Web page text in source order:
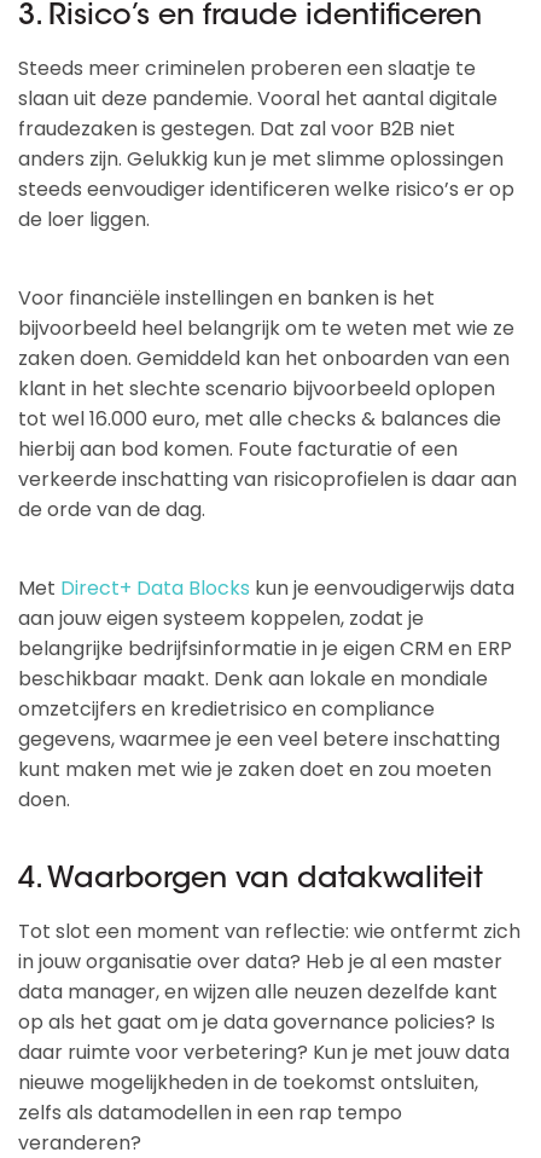
3. Risico’s en fraude identificeren
Steeds meer criminelen proberen een slaatje te
slaan uit deze pandemie. Vooral het aantal digitale
fraudezaken is gestegen. Dat zal voor B2B niet
anders zijn. Gelukkig kun je met slimme oplossingen
steeds eenvoudiger identificeren welke risico’s er op
de loer liggen.
Voor financiële instellingen en banken is het
bijvoorbeeld heel belangrijk om te weten met wie ze
zaken doen. Gemiddeld kan het onboarden van een
klant in het slechte scenario bijvoorbeeld oplopen
tot wel 16.000 euro, met alle checks & balances die
hierbij aan bod komen. Foute facturatie of een
verkeerde inschatting van risicoprofielen is daar aan
de orde van de dag.
Met Direct+ Data Blocks kun je eenvoudigerwijs data
aan jouw eigen systeem koppelen, zodat je
belangrijke bedrijfsinformatie in je eigen CRM en ERP
beschikbaar maakt. Denk aan lokale en mondiale
omzetcijfers en kredietrisico en compliance
gegevens, waarmee je een veel betere inschatting
kunt maken met wie je zaken doet en zou moeten
doen.
4. Waarborgen van datakwaliteit
Tot slot een moment van reflectie: wie ontfermt zich
in jouw organisatie over data? Heb je al een master
data manager, en wijzen alle neuzen dezelfde kant
op als het gaat om je data governance policies? Is
daar ruimte voor verbetering? Kun je met jouw data
nieuwe mogelijkheden in de toekomst ontsluiten,
zelfs als datamodellen in een rap tempo
veranderen?